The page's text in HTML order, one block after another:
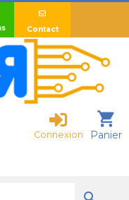
Contact
shopping_cart
Panier
Connexion